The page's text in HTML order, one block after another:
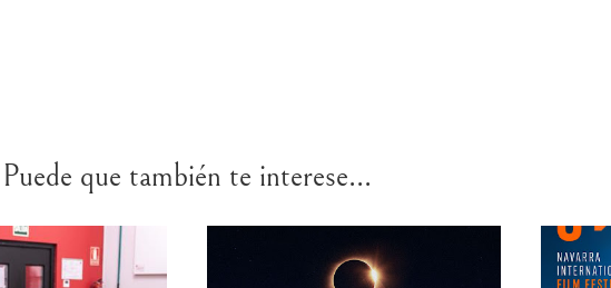
Puede que también te interese...